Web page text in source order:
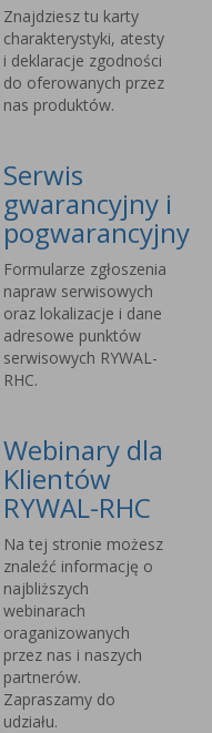
Znajdziesz tu karty
charakterystyki, atesty
i deklaracje zgodności
do oferowanych przez
nas produktów.
Serwis
gwarancyjny i
pogwarancyjny
Formularze zgłoszenia
napraw serwisowych
oraz lokalizacje i dane
adresowe punktów
serwisowych RYWAL-
RHC.
Webinary dla
Klientów
RYWAL-RHC
Na tej stronie możesz
znaleźć informację o
najbliższych
webinarach
oraganizowanych
przez nas i naszych
partnerów.
Zapraszamy do
udziału.